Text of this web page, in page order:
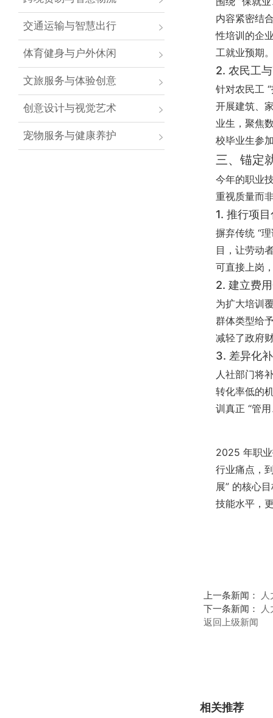
交通运输与智慧出行
体育健身与户外休闲
文旅服务与体验创意
创意设计与视觉艺术
宠物服务与健康养护
内容紧密结
性培训的企
工就业预期
2. 农民工
针对农民工
开展建筑、
业生，聚焦
校毕业生参
三、锚定
今年的职业
重视质量而
1. 推行项
摒弃传统 “
目，让劳动
可直接上岗
2. 建立费
为扩大培训
群体类型给
减轻了政府
3. 差异化
人社部门将
转化率低的
训真正 “管
2025 年职
行业痛点，
展” 的核心
技能水平，
上一条新闻：
下一条新闻：
返回上级新闻
相关推荐